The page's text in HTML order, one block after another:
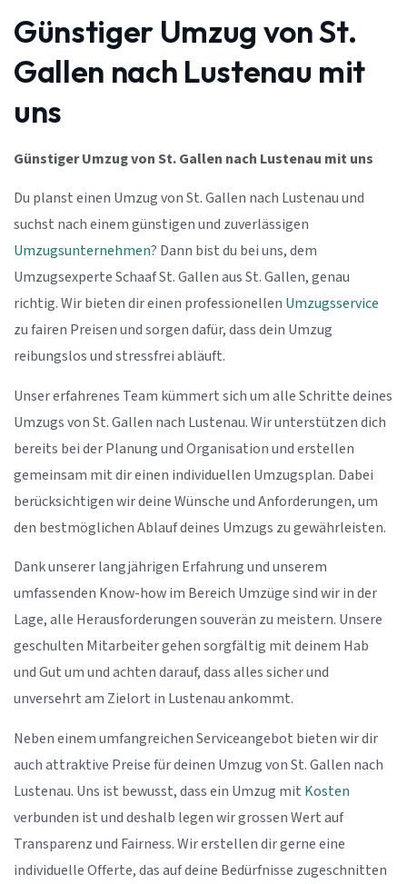
Günstiger Umzug von St.
Gallen nach Lustenau mit
uns
Günstiger Umzug von St. Gallen nach Lustenau mit uns
Du planst einen Umzug von St. Gallen nach Lustenau und
suchst nach einem günstigen und zuverlässigen
Umzugsunternehmen? Dann bist du bei uns, dem
Umzugsexperte Schaaf St. Gallen aus St. Gallen, genau
richtig. Wir bieten dir einen professionellen Umzugsservice
zu fairen Preisen und sorgen dafür, dass dein Umzug
reibungslos und stressfrei abläuft.
Unser erfahrenes Team kümmert sich um alle Schritte deines
Umzugs von St. Gallen nach Lustenau. Wir unterstützen dich
bereits bei der Planung und Organisation und erstellen
gemeinsam mit dir einen individuellen Umzugsplan. Dabei
berücksichtigen wir deine Wünsche und Anforderungen, um
den bestmöglichen Ablauf deines Umzugs zu gewährleisten.
Dank unserer langjährigen Erfahrung und unserem
umfassenden Know-how im Bereich Umzüge sind wir in der
Lage, alle Herausforderungen souverän zu meistern. Unsere
geschulten Mitarbeiter gehen sorgfältig mit deinem Hab
und Gut um und achten darauf, dass alles sicher und
unversehrt am Zielort in Lustenau ankommt.
Neben einem umfangreichen Serviceangebot bieten wir dir
auch attraktive Preise für deinen Umzug von St. Gallen nach
Lustenau. Uns ist bewusst, dass ein Umzug mit Kosten
verbunden ist und deshalb legen wir grossen Wert auf
Transparenz und Fairness. Wir erstellen dir gerne eine
individuelle Offerte, das auf deine Bedürfnisse zugeschnitten